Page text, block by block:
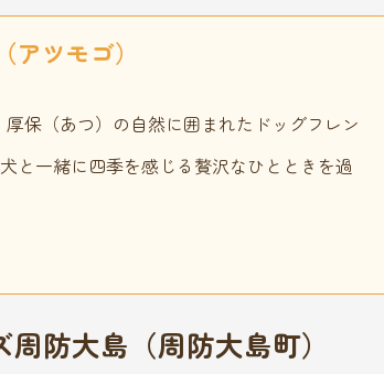
アツモゴ）
保（あつ）の自然に囲まれたドッグフレン
と一緒に四季を感じる贅沢なひとときを過
防大島（周防大島町）